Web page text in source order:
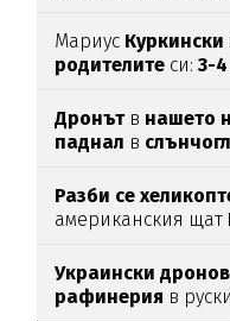
Мариус
родителите си:3-
Дронътв нашето
паднал в
Разби се
американския щат
Украински
рафинерия в